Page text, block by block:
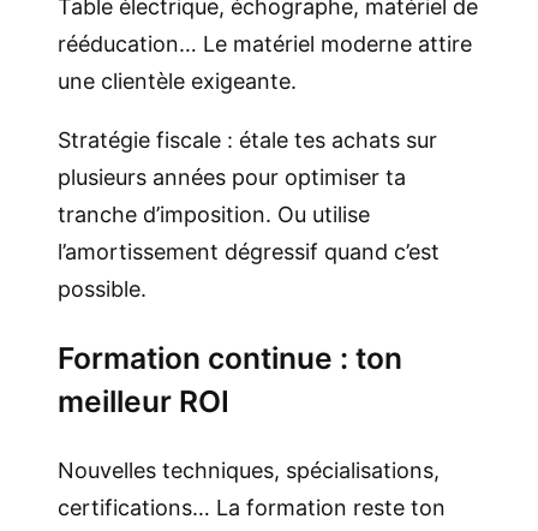
Table électrique, échographe, matériel de
rééducation… Le matériel moderne attire
une clientèle exigeante.
Stratégie fiscale : étale tes achats sur
plusieurs années pour optimiser ta
tranche d’imposition. Ou utilise
l’amortissement dégressif quand c’est
possible.
Formation continue : ton
meilleur ROI
Nouvelles techniques, spécialisations,
certifications… La formation reste ton